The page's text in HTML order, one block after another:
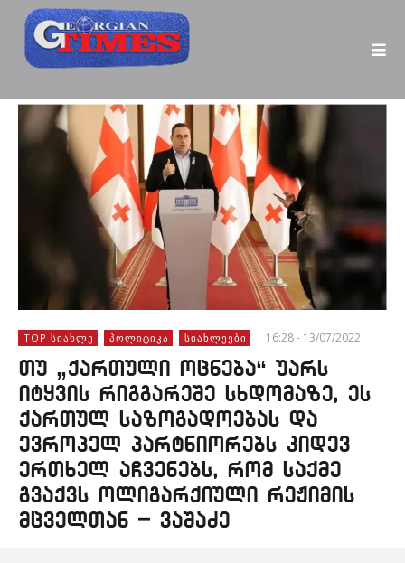
TOP ᲡᲘᲐᲮᲚᲔ ᲞᲝᲚᲘᲢᲘᲙᲐ ᲡᲘᲐᲮᲚᲔᲔᲑᲘ 16:28 - 13/07/2022
თუ „ქართული ოცნება“ უარს
იტყვის რიგგარეშე სხდომაზე, ეს
ქართულ საზოგადოებას და
ევროპელ პარტნიორებს კიდევ
ერთხელ აჩვენებს, რომ საქმე
გვაქვს ოლიგარქიული რეჟიმის
მცველთან – ვაშაძე